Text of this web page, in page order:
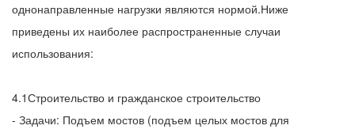
однонаправленные нагрузки являются нормой.Ниже
приведены их наиболее распространенные случаи
использования:
4.1Строительство и гражданское строительство
- Задачи: Подъем мостов (подъем целых мостов для